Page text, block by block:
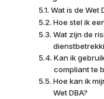
Wat is de Wet
Hoe stel ik
Wat zijn de
Kan ik
compliant te
Hoe kan ik
Wet DBA?